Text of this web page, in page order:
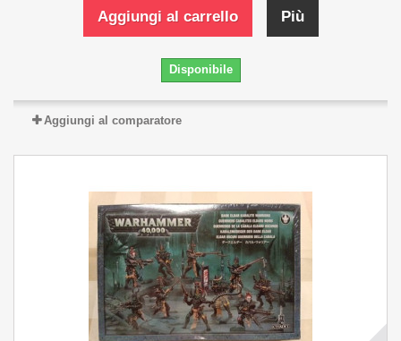
Aggiungi al carrello Più
Disponibile
Aggiungi al comparatore